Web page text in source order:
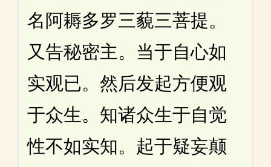
名阿耨多罗三藐三菩提。
又告秘密主。当于自心如
实观已。然后发起方便观
于众生。知诸众生于自觉
性不如实知。起于疑妄颠